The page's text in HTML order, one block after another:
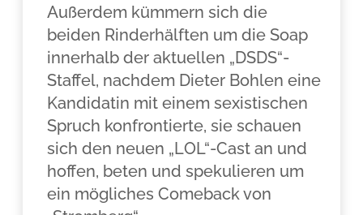
Außerdem kümmern sich die
beiden Rinderhälften um die Soap
innerhalb der aktuellen „DSDS“-
Staffel, nachdem Dieter Bohlen eine
Kandidatin mit einem sexistischen
Spruch konfrontierte, sie schauen
sich den neuen „LOL“-Cast an und
hoffen, beten und spekulieren um
ein mögliches Comeback von